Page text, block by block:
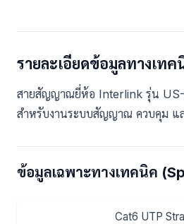
รายละเอียดข้อมูลทางเทค
สายสัญญาณยี่ห้อ Interlink รุ่น US-
สำหรับงานระบบสัญญาณ ควบคุม แ
ข้อมูลเฉพาะทางเทคนิค
Cat6 UTP